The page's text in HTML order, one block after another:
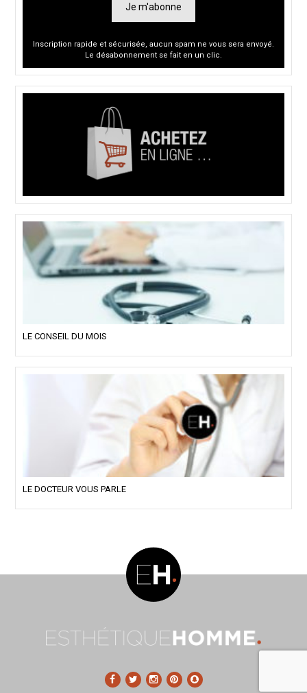
Je m'abonne
Inscription rapide et sécurisée, aucun spam ne vous sera envoyé.
Le désabonnement se fait en un clic.
LE CONSEIL DU MOIS
LE DOCTEUR VOUS PARLE